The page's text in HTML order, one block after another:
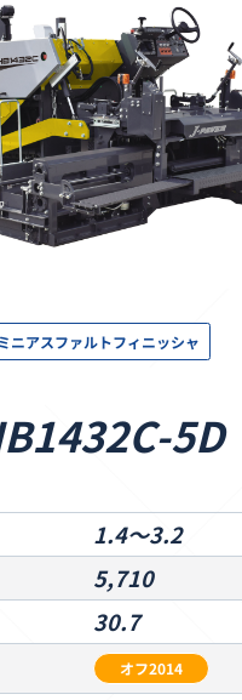
5D
ニアスファルトフィニッシャ
1.4～3.2
5,710
30.7
オフ2014